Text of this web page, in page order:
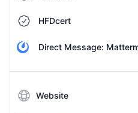
HFDcert
Direct Message:
Website